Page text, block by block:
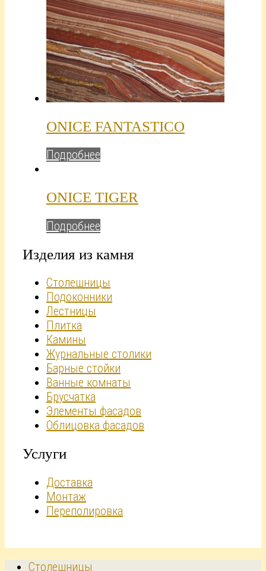
ONICE FANTASTICO
Подробнее
ONICE TIGER
Подробнее
Изделия из камня
Столешницы
Подоконники
Лестницы
Плитка
Камины
Журнальные столики
Барные стойки
Ванные комнаты
Брусчатка
Элементы фасадов
Облицовка фасадов
Услуги
Доставка
Монтаж
Переполировка
Столешницы